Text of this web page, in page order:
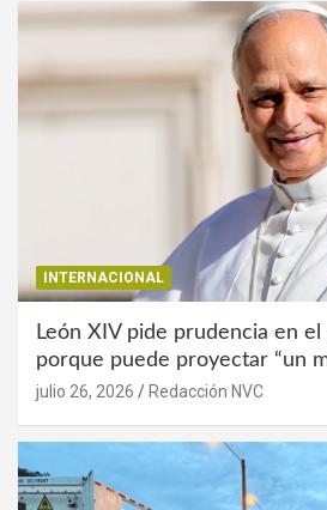
INTERNACIONAL
León XIV pide prudencia en el
porque puede proyectar “un
julio 26, 2026 Redacción NVC